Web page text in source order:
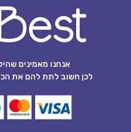
אנחנו מאמינים שהילדים
לכן חשוב לתת להם את הכלים